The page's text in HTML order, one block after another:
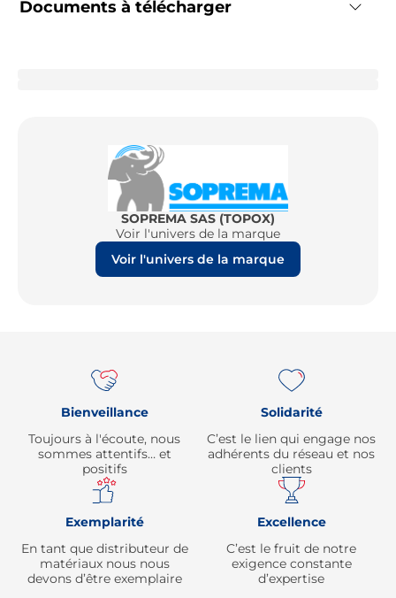
Documents à télécharger
SOPREMA SAS (TOPOX)
Voir l'univers de la marque
Voir l'univers de la marque
Bienveillance
Toujours à l'écoute, nous
sommes attentifs… et
positifs
Solidarité
C’est le lien qui engage nos
adhérents du réseau et nos
clients
Exemplarité
En tant que distributeur de
matériaux nous nous
devons d’être exemplaire
Excellence
C’est le fruit de notre
exigence constante
d’expertise